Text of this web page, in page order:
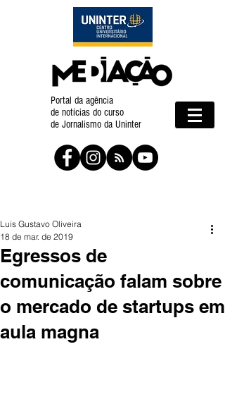
Portal da agência
de notícias do curso
de Jornalismo da Uninter
Egressos de
comunicação falam sobre
o mercado de startups em
aula magna
Luis Gustavo Oliveira
18 de mar. de 2019